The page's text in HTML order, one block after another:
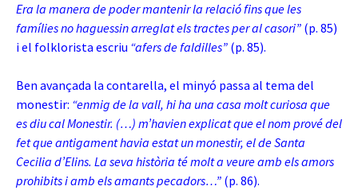
Era la manera de poder mantenir la relació fins que les
famílies no haguessin arreglat els tractes per al casori” (p. 85)
i el folklorista escriu “afers de faldilles” (p. 85).
Ben avançada la contarella, el minyó passa al tema del
monestir: “enmig de la vall, hi ha una casa molt curiosa que
es diu cal Monestir. (…) m’havien explicat que el nom prové del
fet que antigament havia estat un monestir, el de Santa
Cecilia d’Elins. La seva història té molt a veure amb els amors
prohibits i amb els amants pecadors…” (p. 86).